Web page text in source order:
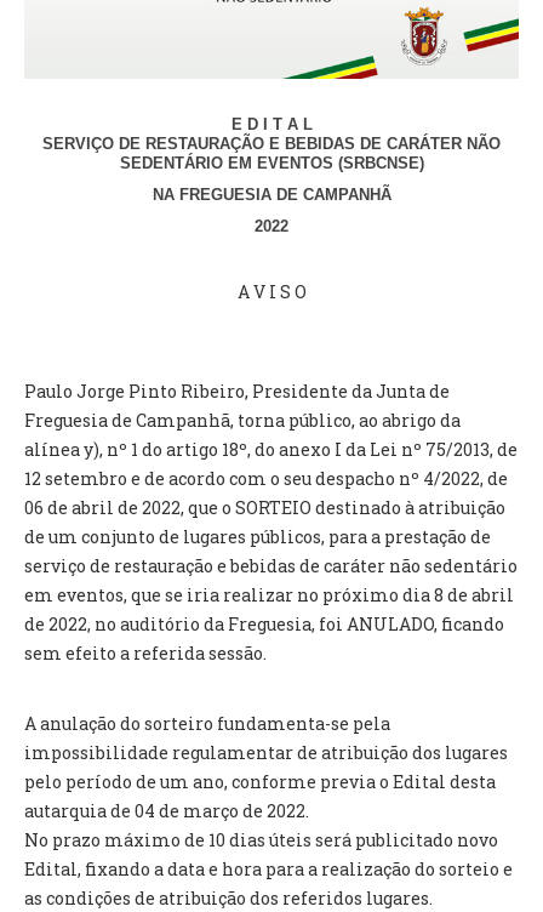
ATAS E DOCUMENTOS DA ASSEMBLEIA
EDITAIS
REGULAMENTOS E TAXAS
PLANO E ORÇAMENTO
RELATÓRIO E CONTAS
INVENTÁRIO
RECRUTAMENTO PESSOAL
CÓDIGO DE CONDUTA
ORÇAMENTO COLABORATIVO
FUNDO DE APOIO AO ASSOCIATIVISMO
SERVIÇOS
GERAIS
SECRETARIA
CANÍDEOS
E D I T A L
SERVIÇO DE RESTAURAÇÃO E BEBIDAS DE CARÁTER NÃO
SEDENTÁRIO EM EVENTOS (SRBCNSE)
NA FREGUESIA DE CAMPANHÃ
2022
A V I S O
Paulo Jorge Pinto Ribeiro, Presidente da Junta de
Freguesia de Campanhã, torna público, ao abrigo da
alínea y), nº 1 do artigo 18º, do anexo I da Lei nº 75/2013, de
12 setembro e de acordo com o seu despacho nº 4/2022, de
06 de abril de 2022, que o SORTEIO destinado à atribuição
de um conjunto de lugares públicos, para a prestação de
serviço de restauração e bebidas de caráter não sedentário
em eventos, que se iria realizar no próximo dia 8 de abril
de 2022, no auditório da Freguesia, foi ANULADO, ficando
sem efeito a referida sessão.
A anulação do sorteiro fundamenta-se pela
impossibilidade regulamentar de atribuição dos lugares
pelo período de um ano, conforme previa o Edital desta
autarquia de 04 de março de 2022.
No prazo máximo de 10 dias úteis será publicitado novo
Edital, fixando a data e hora para a realização do sorteio e
as condições de atribuição dos referidos lugares.